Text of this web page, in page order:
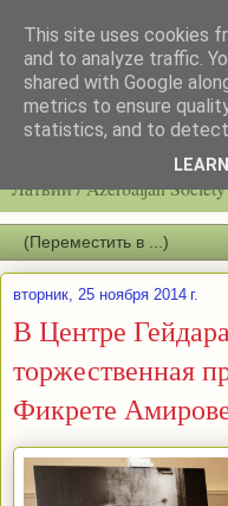
Latvijas azerbaidžāņu
Латвии / Azerbaijan
вторник, 25 ноября 2014 г.
В Центре
торжественная
Фикрете
This site uses cookies
and to analyze traffic.
shared with Google
metrics to ensure
statistics, and to detect